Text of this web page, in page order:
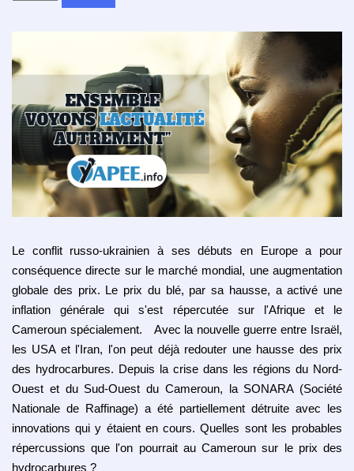
Le conflit russo-ukrainien à ses débuts en Europe a pour
conséquence directe sur le marché mondial, une augmentation
globale des prix. Le prix du blé, par sa hausse, a activé une
inflation générale qui s'est répercutée sur l'Afrique et le
Cameroun spécialement.
Avec la nouvelle guerre entre Israël,
les USA et l'Iran, l'on peut déjà redouter une hausse des prix
des hydrocarbures. Depuis la crise dans les régions du Nord-
Ouest et du Sud-Ouest du Cameroun, la SONARA (Société
Nationale de Raffinage) a été partiellement détruite avec les
innovations qui y étaient en cours. Quelles sont les probables
répercussions que l'on pourrait au Cameroun sur le prix des
hydrocarbures ?